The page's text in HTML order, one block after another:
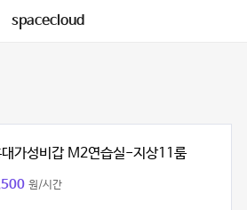
spacecloud
가성비갑 M2연습실-지상11룸
원/시간